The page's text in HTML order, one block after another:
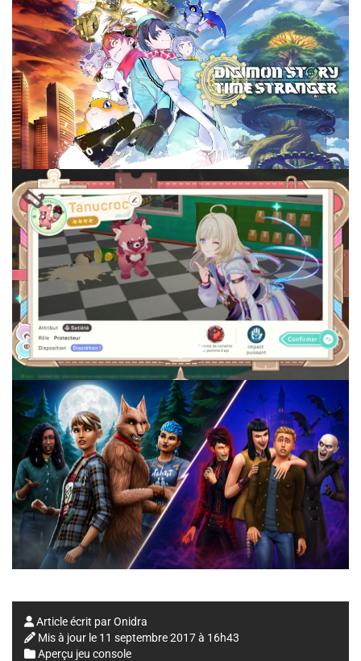
Article écrit parOnidra
Mis à jour le 11 septembre 2017 à 16h43
Aperçu jeu console